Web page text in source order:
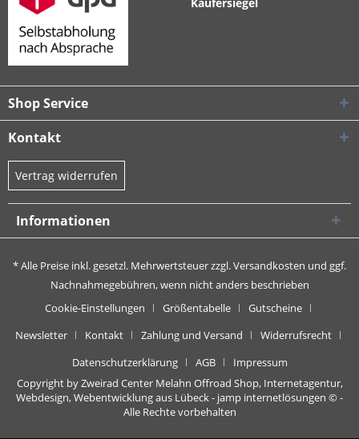
Shop Service
Kontakt
Vertrag widerrufen
Informationen
* Alle Preise inkl. gesetzl. Mehrwertsteuer zzgl.Versandkosten und ggf.
Nachnahmegebühren, wenn nicht anders beschrieben
Cookie-Einstellungen
Größentabelle
Gutscheine
Newsletter
Kontakt Zahlung und Versand
Widerrufsrecht
Datenschutzerklärung
AGB
Impressum
Copyright by Zweirad Center Melahn Offroad Shop, Internetagentur,
Webdesign, Webentwicklung aus Lübeck - jamp internetlösungen © -
Alle Rechte vorbehalten